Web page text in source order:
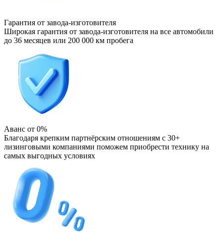
Гарантия от завода-изготовителя
Широкая гарантия от завода-изготовителя на все автомобили
до 36 месяцев или 200 000 км пробега
Аванс от 0%
Благодаря крепким партнёрским отношениям с 30+
лизинговыми компаниями поможем приобрести технику на
самых выгодных условиях